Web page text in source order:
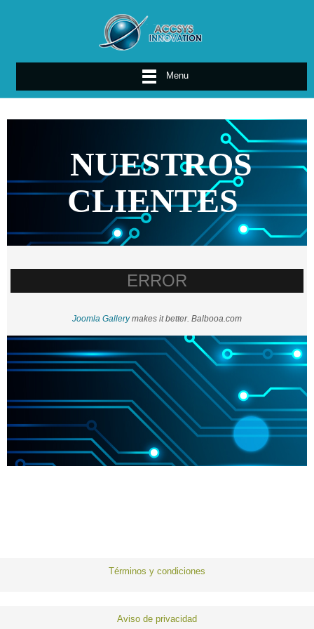
Menu
NUESTROS
CLIENTES
ERROR
Joomla Gallerymakes it better. Balbooa.com
Términos y condiciones
Aviso de privacidad